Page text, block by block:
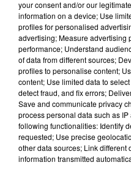
your consent and/or our
information on a device; Use
profiles for personalised
advertising; Measure advertising
performance; Understand
of data from different sources;
profiles to personalise content;
content; Use limited data to
detect fraud, and fix errors;
Save and communicate privacy
process personal data such as
following functionalities: Identify
requested; Use precise
other data sources; Link different
information transmitted